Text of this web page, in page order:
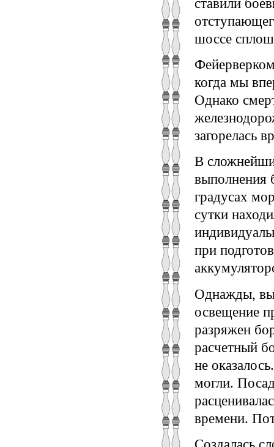
ставили
шоссе
когда мы
Однако
загорелась
В
выполнения
градусах
сутки
при
Однажды,
освещение
разряжен
расчетный
не
могли.
времени.